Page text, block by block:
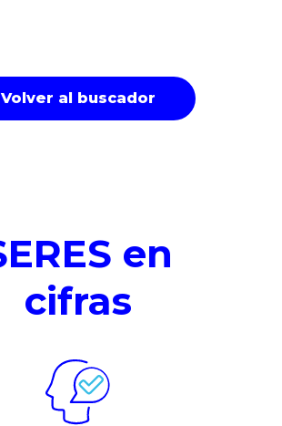
Volver al buscador
en
cifras